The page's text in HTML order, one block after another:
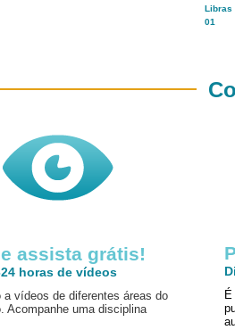
Libras
01
assista grátis!
horas de vídeos
a vídeos de diferentes áreas do
Acompanhe uma disciplina